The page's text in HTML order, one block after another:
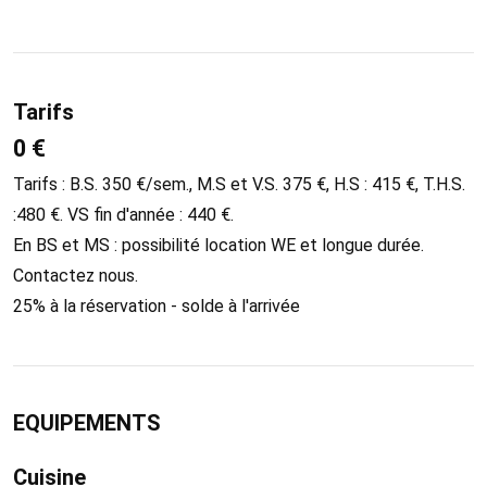
Tarifs
0 €
Tarifs : B.S. 350 €/sem., M.S et V.S. 375 €, H.S : 415 €, T.H.S.
:480 €. VS fin d'année : 440 €.
En BS et MS : possibilité location WE et longue durée.
Contactez nous.
25% à la réservation - solde à l'arrivée
EQUIPEMENTS
Cuisine